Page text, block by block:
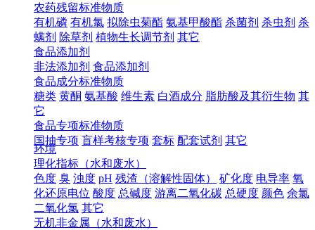
农药残留标准物质
有机磷 有机氯 拟除虫菊酯 氨基甲酸酯 杀菌剂 杀虫剂 杀
螨剂 除草剂 植物生长调节剂 其它
食品添加剂
非法添加剂 食品添加剂
食品成分标准物质
糖类 黄酮 氨基酸 维生素 白酒成分 脂肪酸及其衍生物 其
它
食品专项标准物质
国抽专项 盲样考核专项 套标 配套试剂 其它
环境
理化指标（水和废水）
色度 臭 浊度 pH 残渣（溶解性固体） 矿化度 电导率 氧
化还原电位 酸度 总碱度 游离二氧化碳 总硬度 颜色 余氯
二氧化氯 其它
无机非金属（水和废水）